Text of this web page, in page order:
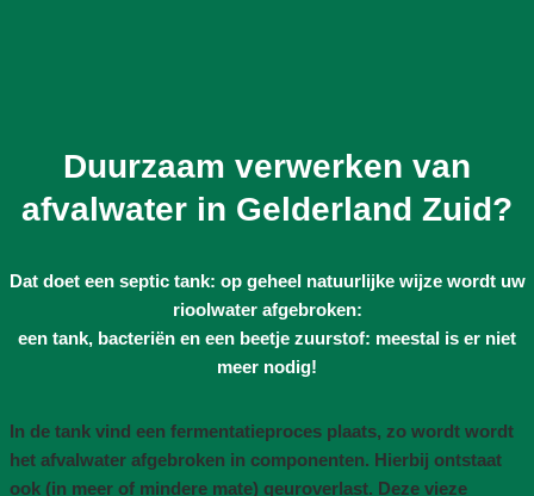
Duurzaam verwerken van
afvalwater in Gelderland Zuid?
Dat doet een septic tank: op geheel natuurlijke wijze wordt uw
rioolwater afgebroken:
een tank, bacteriën en een beetje zuurstof: meestal is er niet
meer nodig!
In de tank vind een fermentatieproces plaats, zo wordt wordt
het afvalwater afgebroken in componenten. Hierbij ontstaat
ook (in meer of mindere mate) geuroverlast. Deze vieze